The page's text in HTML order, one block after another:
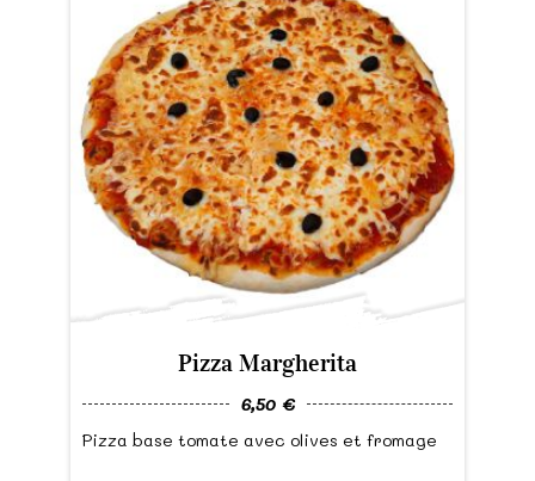
Pizza Margherita
6,50 €
Pizza base tomate avec olives et fromage